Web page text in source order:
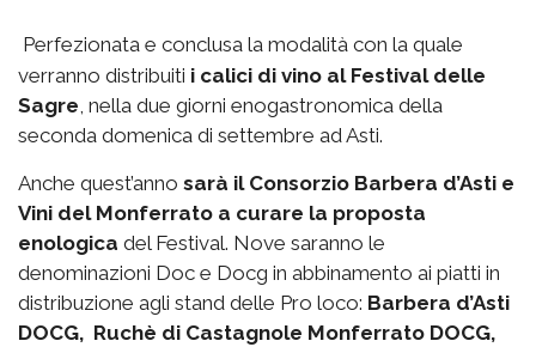
Perfezionata e conclusa la modalità con la quale
verranno distribuiti i calici di vino al Festival delle
Sagre, nella due giorni enogastronomica della
seconda domenica di settembre ad Asti.
Anche quest’anno sarà il Consorzio Barbera d’Asti e
Vini del Monferrato a curare la proposta
enologica del Festival. Nove saranno le
denominazioni Doc e Docg in abbinamento ai piatti in
distribuzione agli stand delle Pro loco: Barbera d’Asti
DOCG, Ruchè di Castagnole Monferrato DOCG,